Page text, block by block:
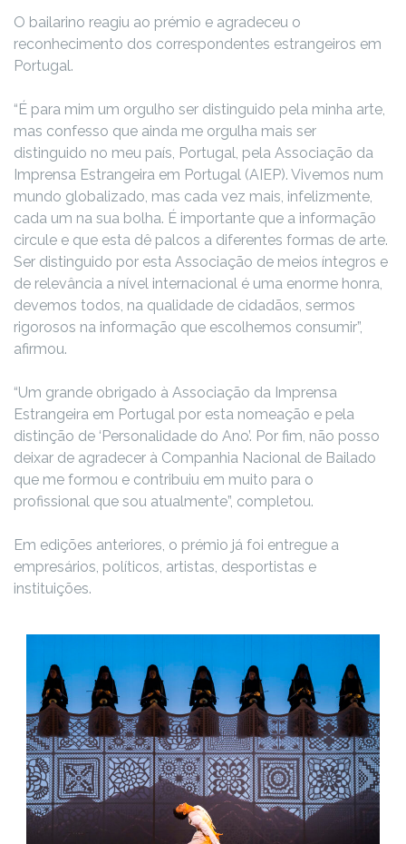
O bailarino reagiu ao prémio e agradeceu o
reconhecimento dos correspondentes estrangeiros em
Portugal.
“É para mim um orgulho ser distinguido pela minha arte,
mas confesso que ainda me orgulha mais ser
distinguido no meu país, Portugal, pela Associação da
Imprensa Estrangeira em Portugal (AIEP). Vivemos num
mundo globalizado, mas cada vez mais, infelizmente,
cada um na sua bolha. É importante que a informação
circule e que esta dê palcos a diferentes formas de arte.
Ser distinguido por esta Associação de meios íntegros e
de relevância a nível internacional é uma enorme honra,
devemos todos, na qualidade de cidadãos, sermos
rigorosos na informação que escolhemos consumir”,
afirmou.
“Um grande obrigado à Associação da Imprensa
Estrangeira em Portugal por esta nomeação e pela
distinção de ‘Personalidade do Ano’. Por fim, não posso
deixar de agradecer à Companhia Nacional de Bailado
que me formou e contribuiu em muito para o
profissional que sou atualmente”, completou.
Em edições anteriores, o prémio já foi entregue a
empresários, políticos, artistas, desportistas e
instituições.